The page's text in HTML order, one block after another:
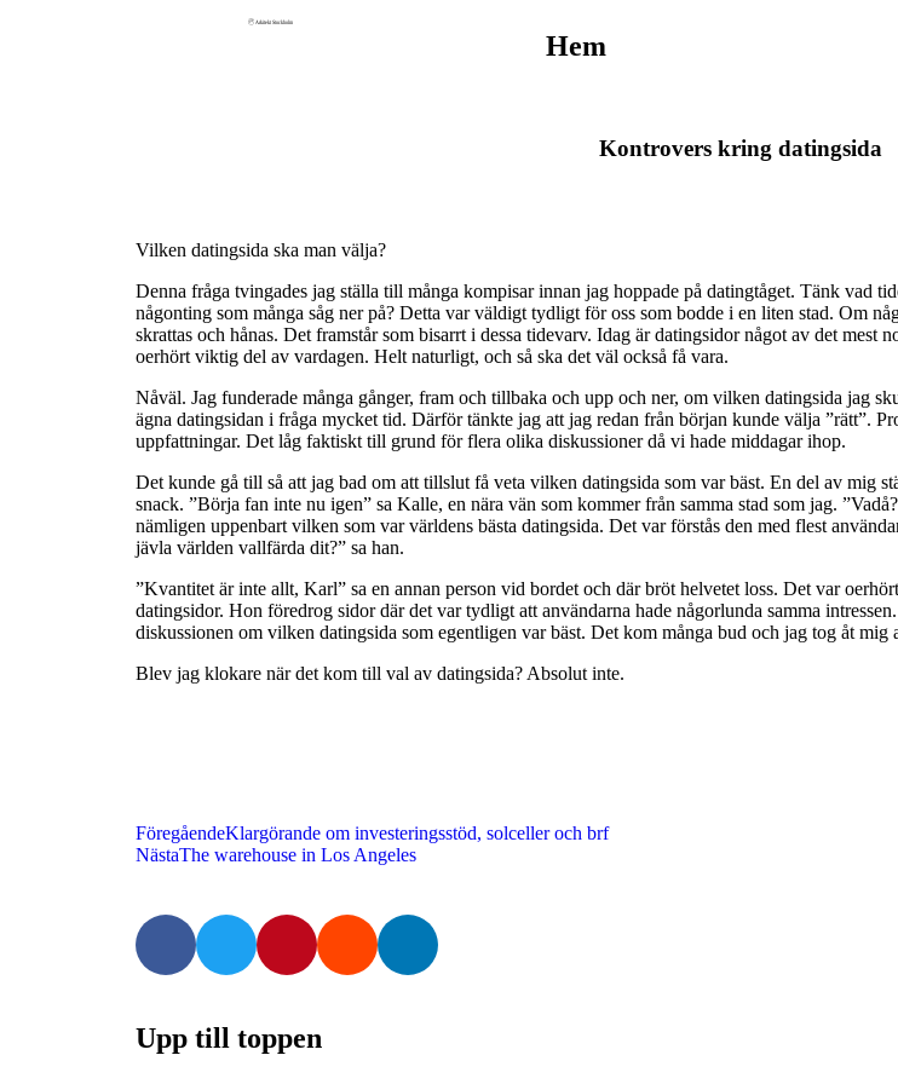
Hem
Kontrovers kring datingsida
Vilken datingsida ska man välja?
Denna fråga tvingades jag ställa till många kompisar innan jag hoppade på datingtåget. Tänk vad
någonting som många såg ner på? Detta var väldigt tydligt för oss som bodde i en liten stad. Om
skrattas och hånas. Det framstår som bisarrt i dessa tidevarv. Idag är datingsidor något av det mest
oerhört viktig del av vardagen. Helt naturligt, och så ska det väl också få vara.
Nåväl. Jag funderade många gånger, fram och tillbaka och upp och ner, om vilken datingsida jag
ägna datingsidan i fråga mycket tid. Därför tänkte jag att jag redan från början kunde välja ”rätt”.
uppfattningar. Det låg faktiskt till grund för flera olika diskussioner då vi hade middagar ihop.
Det kunde gå till så att jag bad om att tillslut få veta vilken datingsida som var bäst. En del av mig
snack. ”Börja fan inte nu igen” sa Kalle, en nära vän som kommer från samma stad som jag.
nämligen uppenbart vilken som var världens bästa datingsida. Det var förstås den med flest
jävla världen vallfärda dit?” sa han.
”Kvantitet är inte allt, Karl” sa en annan person vid bordet och där bröt helvetet loss. Det var
datingsidor. Hon föredrog sidor där det var tydligt att användarna hade någorlunda samma
diskussionen om vilken datingsida som egentligen var bäst. Det kom många bud och jag tog åt
Blev jag klokare när det kom till val av datingsida? Absolut inte.
FöregåendeKlargörande om investeringsstöd, solceller och brf
NästaThe warehouse in Los Angeles
Upp till toppen